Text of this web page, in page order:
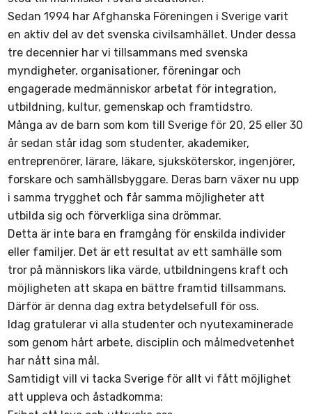
Sedan 1994 har Afghanska Föreningen i Sverige varit
en aktiv del av det svenska civilsamhället. Under dessa
tre decennier har vi tillsammans med svenska
myndigheter, organisationer, föreningar och
engagerade medmänniskor arbetat för integration,
utbildning, kultur, gemenskap och framtidstro.
Många av de barn som kom till Sverige för 20, 25 eller 30
år sedan står idag som studenter, akademiker,
entreprenörer, lärare, läkare, sjuksköterskor, ingenjörer,
forskare och samhällsbyggare. Deras barn växer nu upp
i samma trygghet och får samma möjligheter att
utbilda sig och förverkliga sina drömmar.
Detta är inte bara en framgång för enskilda individer
eller familjer. Det är ett resultat av ett samhälle som
tror på människors lika värde, utbildningens kraft och
möjligheten att skapa en bättre framtid tillsammans.
Därför är denna dag extra betydelsefull för oss.
Idag gratulerar vi alla studenter och nyutexaminerade
som genom hårt arbete, disciplin och målmedvetenhet
har nått sina mål.
Samtidigt vill vi tacka Sverige för allt vi fått möjlighet
att uppleva och åstadkomma: